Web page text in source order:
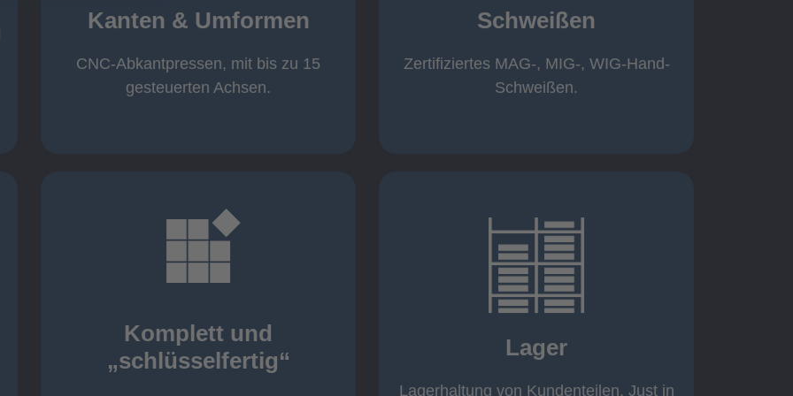
Kanten & Umformen
CNC-Abkantpressen, mit bis zu 15
gesteuerten Achsen.
Kanten & Umformen
von 160 kN bis 4000 kN
von 600 mm bis 4000 mm
Schweißen
Zertifiziertes MAG-, MIG-, WIG-Hand-
Schweißen.
Schweißen
Handarbeitsplätze 1,5 x 1,5 x 6m /
Roboterschweißen ø800 x 3.200mm
Komplett und
„schlüsselfertig“
„schlüsselfertig“:
Komponenten von Elting
mehr erfahren
Lager
Lagerhaltung von Kundenteilen. Just in
Rahmenverträge
Just in Time
eigener Fuhrpark
mehr erfahren